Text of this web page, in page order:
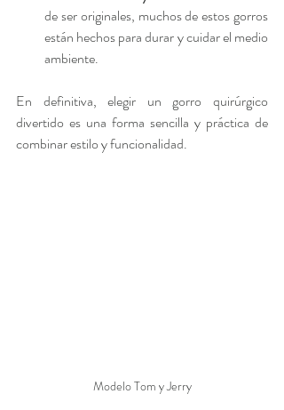
de ser originales, muchos de estos gorros
están hechos para durar y cuidar el medio
ambiente.
En definitiva, elegir un gorro quirúrgico
divertido es una forma sencilla y práctica de
combinar estilo y funcionalidad.
Modelo Tom y Jerry